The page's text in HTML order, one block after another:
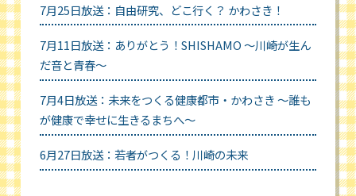
7月25日放送：自由研究、どこ行く？ かわさき！
7月11日放送：ありがとう！SHISHAMO ～川崎が生ん
だ音と青春～
7月4日放送：未来をつくる健康都市・かわさき ～誰も
が健康で幸せに生きるまちへ～
6月27日放送：若者がつくる！川崎の未来